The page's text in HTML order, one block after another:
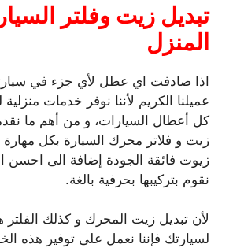
تبديل زيت وفلتر
المنزل
اذا صادفت اي عطل لأي جزء في
عميلنا الكريم لأننا نوفر خدمات
كل أعطال السيارات، و من أهم ما
زيت و فلاتر محرك السيارة بكل مهارة
زيوت فائقة الجودة إضافة الى احسن
نقوم بتركيبها بحرفية بالغة.
لأن تبديل زيت المحرك و كذلك
لسيارتك فإننا نعمل على توفير هذه